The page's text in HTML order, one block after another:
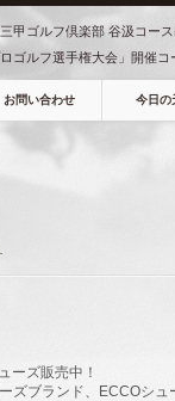
甲ゴルフ倶楽部 谷汲コース
ゴルフ選手権大会」開催コ
お問い合わせ 今日の
ーズ販売中！
ズブランド、ECCOシュ